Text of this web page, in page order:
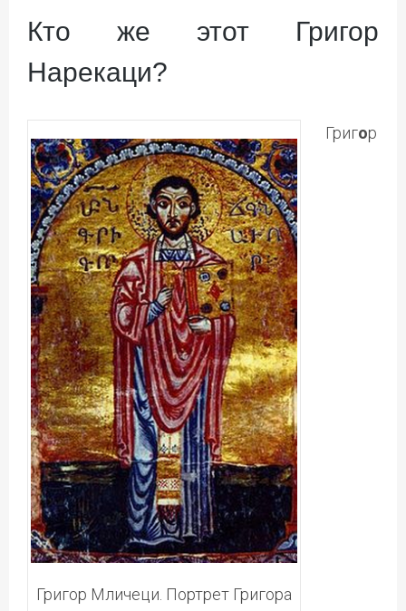
Кто же этот Григор
Нарекаци?
Григор Мличеци. Портрет Григора
Григор